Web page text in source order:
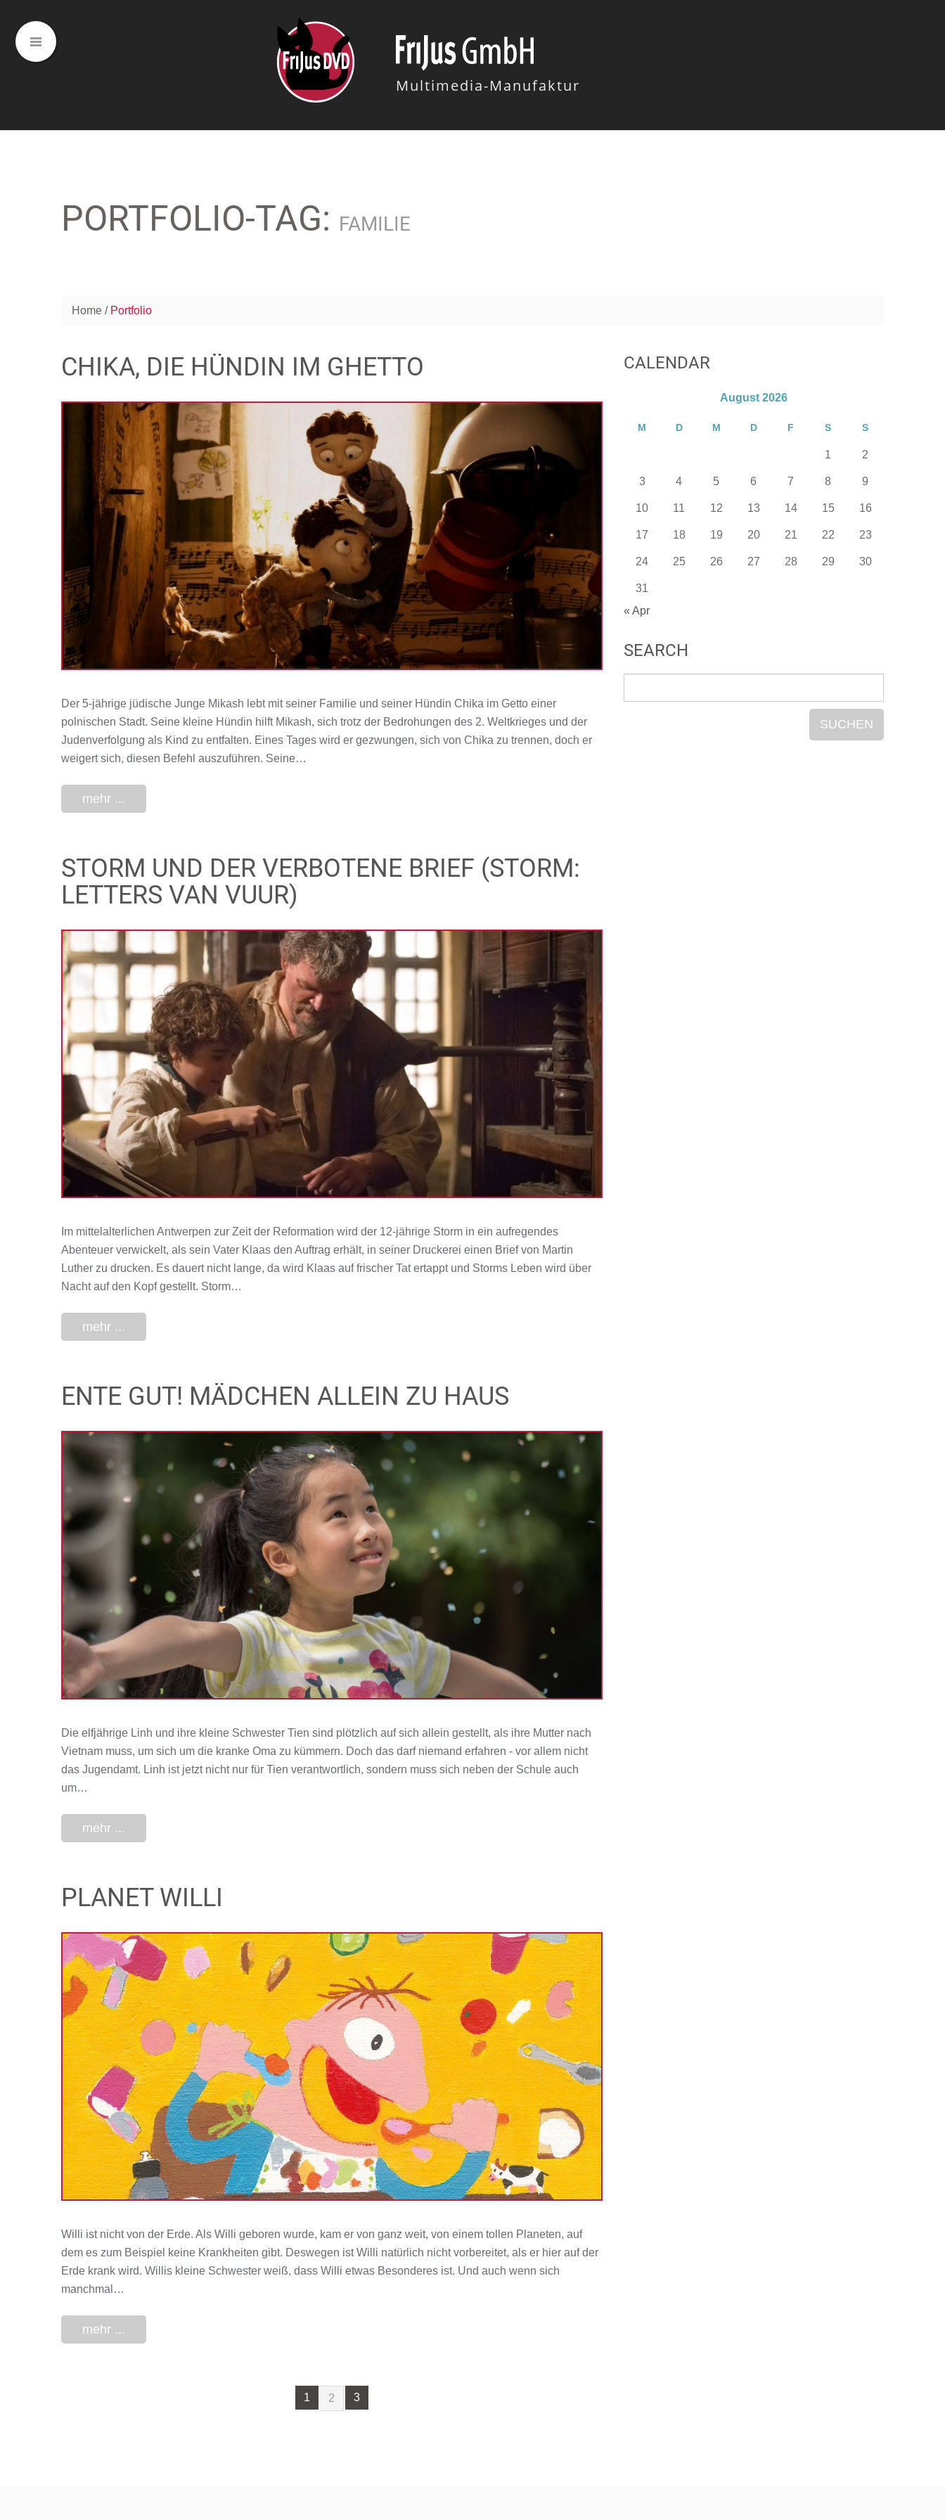
Multimedia-Manufaktur
PORTFOLIO-TAG: FAMILIE
Home Portfolio
CHIKA, DIE HÜNDIN IM GHETTO
Der 5-jährige jüdische Junge Mikash lebt mit seiner Familie und seiner Hündin Chika im Getto einer
polnischen Stadt. Seine kleine Hündin hilft Mikash, sich trotz der Bedrohungen des 2. Weltkrieges und der
Judenverfolgung als Kind zu entfalten. Eines Tages wird er gezwungen, sich von Chika zu trennen, doch er
weigert sich, diesen Befehl auszuführen. Seine…
mehr ...
STORM UND DER VERBOTENE BRIEF (STORM:
LETTERS VAN VUUR)
Im mittelalterlichen Antwerpen zur Zeit der Reformation wird der 12-jährige Storm in ein aufregendes
Abenteuer verwickelt, als sein Vater Klaas den Auftrag erhält, in seiner Druckerei einen Brief von Martin
Luther zu drucken. Es dauert nicht lange, da wird Klaas auf frischer Tat ertappt und Storms Leben wird über
Nacht auf den Kopf gestellt. Storm…
mehr ...
ENTE GUT! MÄDCHEN ALLEIN ZU HAUS
Die elfjährige Linh und ihre kleine Schwester Tien sind plötzlich auf sich allein gestellt, als ihre Mutter nach
Vietnam muss, um sich um die kranke Oma zu kümmern. Doch das darf niemand erfahren - vor allem nicht
das Jugendamt. Linh ist jetzt nicht nur für Tien verantwortlich, sondern muss sich neben der Schule auch
um…
mehr ...
PLANET WILLI
Willi ist nicht von der Erde. Als Willi geboren wurde, kam er von ganz weit, von einem tollen Planeten, auf
dem es zum Beispiel keine Krankheiten gibt. Deswegen ist Willi natürlich nicht vorbereitet, als er hier auf der
Erde krank wird. Willis kleine Schwester weiß, dass Willi etwas Besonderes ist. Und auch wenn sich
manchmal…
mehr ...
1 2 3
CALENDAR
August 2026
M D M D F S S
1 2
3 4 5 6 7 8 9
10 11 12 13 14 15 16
17 18 19 20 21 22 23
24 25 26 27 28 29 30
31
« Apr
SEARCH